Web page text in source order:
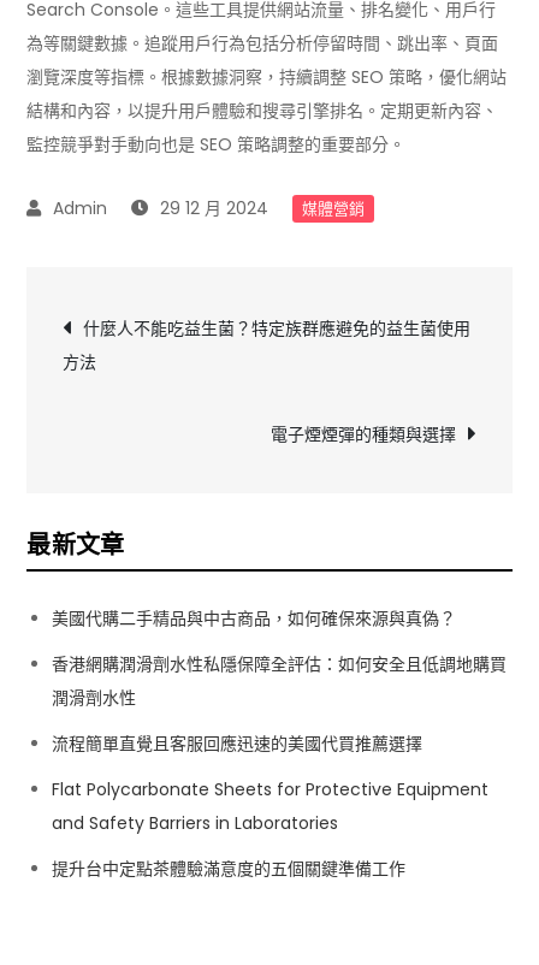
Search Console。這些工具提供網站流量、排名變化、用戶行
為等關鍵數據。追蹤用戶行為包括分析停留時間、跳出率、頁面
瀏覽深度等指標。根據數據洞察，持續調整 SEO 策略，優化網站
結構和內容，以提升用戶體驗和搜尋引擎排名。定期更新內容、
監控競爭對手動向也是 SEO 策略調整的重要部分。
29 12 月 2024 媒體營銷
文
章
覽
什麼人不能吃益生菌？特定族群應避免的益生菌使用
方法
電子煙煙彈的種類與選擇
最新文章
美國代購二手精品與中古商品，如何確保來源與真偽？
香港網購潤滑劑水性私隱保障全評估：如何安全且低調地購買
潤滑劑水性
流程簡單直覺且客服回應迅速的美國代買推薦選擇
Flat Polycarbonate Sheets for Protective Equipment
and Safety Barriers in Laboratories
提升台中定點茶體驗滿意度的五個關鍵準備工作